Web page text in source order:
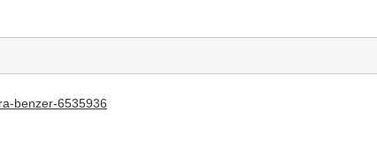
benzer-6535936